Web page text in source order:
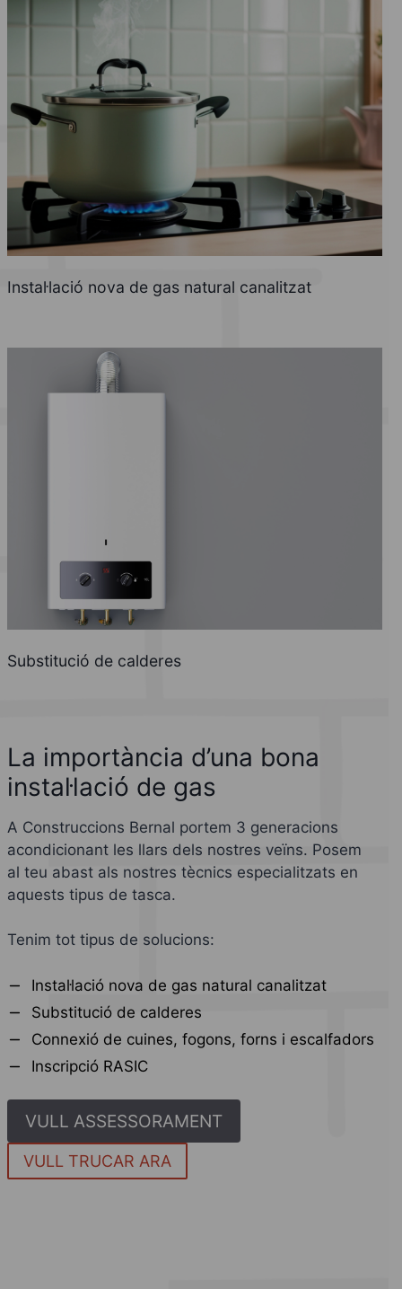
Instal·lació nova de gas natural canalitzat
Substitució de calderes
La importància d’una bona
instal·lació de gas
A Construccions Bernal portem 3 generacions
acondicionant les llars dels nostres veïns. Posem
al teu abast als nostres tècnics especialitzats en
aquests tipus de tasca.
Tenim tot tipus de solucions:
Instal·lació nova de gas natural canalitzat
Substitució de calderes
Connexió de cuines, fogons, forns i escalfadors
Inscripció RASIC
VULL ASSESSORAMENT
VULL TRUCAR ARA